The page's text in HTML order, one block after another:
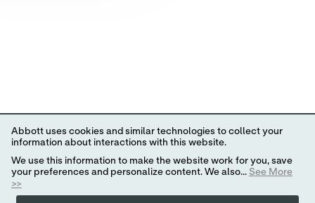
Abbott uses cookies and similar technologies to collect your
information about interactions with this website.
We use this information to make the website work for you, save
your preferences and personalize content. We also... See More
>>